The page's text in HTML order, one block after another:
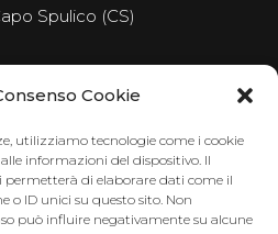
Cookie
utilizziamo tecnologie come i cookie
informazioni del dispositivo. Il
permetterà di elaborare dati come il
ID unici su questo sito. Non
può influire negativamente su alcune
Spulico (CS)
Social